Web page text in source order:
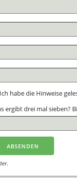
Ich habe die Hinweise
ergibt drei mal sieben?